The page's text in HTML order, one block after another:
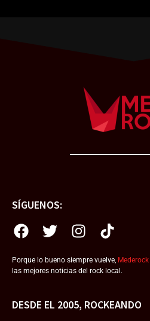
SÍGUENOS:
Porque lo bueno siempre vuelve, Mederock
las mejores noticias del rock local.
DESDE EL 2005, ROCKEANDO